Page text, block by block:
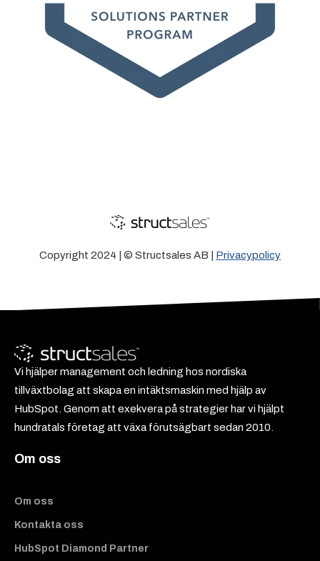
Copyright 2024 | © Structsales AB | Privacypolicy
Vi hjälper management och ledning hos nordiska
tillväxtbolag att skapa en intäktsmaskin med hjälp av
HubSpot. Genom att exekvera på strategier har vi hjälpt
hundratals företag att växa förutsägbart sedan 2010.
Om oss
Om oss
Kontakta oss
HubSpot Diamond Partner